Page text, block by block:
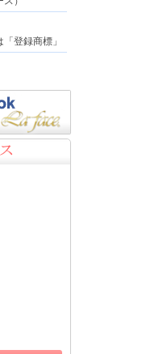
登録商標」